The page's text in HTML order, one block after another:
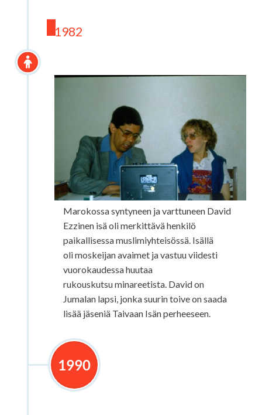
1982
Marokossa syntyneen ja varttuneen David
Ezzinen isä oli merkittävä henkilö
paikallisessa muslimiyhteisössä. Isällä
oli moskeijan avaimet ja vastuu viidesti
vuorokaudessa huutaa
rukouskutsu minareetista. David on
Jumalan lapsi, jonka suurin toive on saada
lisää jäseniä Taivaan Isän perheeseen.
1990